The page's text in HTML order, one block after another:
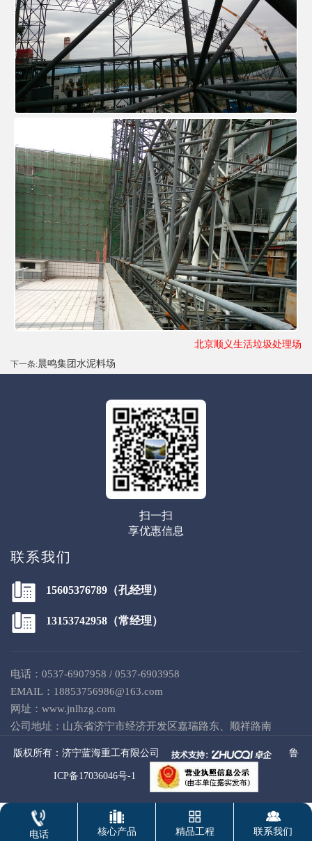
北京顺义生活垃圾处理场
下一条:晨鸣集团水泥料场
扫一扫
享优惠信息
联系我们
15605376789（孔经理）
13153742958（常经理）
电话：0537-6907958 / 0537-6903958
EMAIL：18853756986@163.com
网址：www.jnlhzg.com
公司地址：山东省济宁市经济开发区嘉瑞路东、顺祥路南
版权所有： 济宁蓝海重工有限公司 鲁
ICP备17036046号-1
电话 核心产品 精品工程 联系我们